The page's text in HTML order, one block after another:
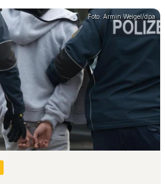
Foto: Armin Weigel/dpa